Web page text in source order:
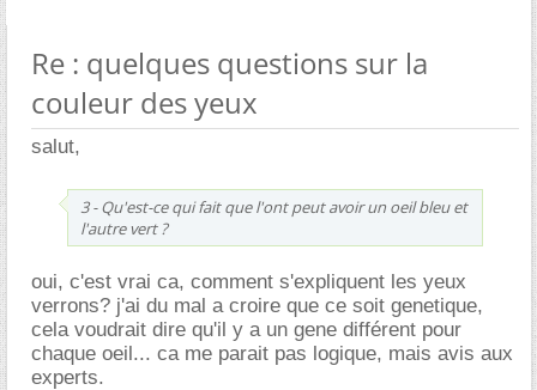
Re : quelques questions sur la
couleur des yeux
salut,
3 - Qu'est-ce qui fait que l'ont peut avoir un oeil bleu et
l'autre vert ?
oui, c'est vrai ca, comment s'expliquent les yeux
verrons? j'ai du mal a croire que ce soit genetique,
cela voudrait dire qu'il y a un gene différent pour
chaque oeil... ca me parait pas logique, mais avis aux
experts.